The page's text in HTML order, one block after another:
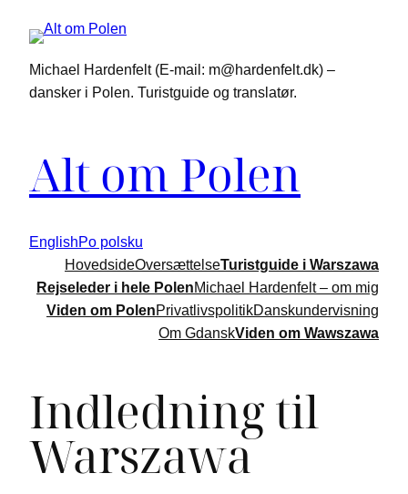
Michael Hardenfelt (E-mail: m@hardenfelt.dk) –
dansker i Polen. Turistguide og translatør.
Alt om Polen
EnglishPo polsku
HovedsideOversættelseTuristguide i Warszawa
Rejseleder i hele PolenMichael Hardenfelt – om mig
Viden om PolenPrivatlivspolitikDanskundervisning
Om GdanskViden om Wawszawa
Indledning til
Warszawa